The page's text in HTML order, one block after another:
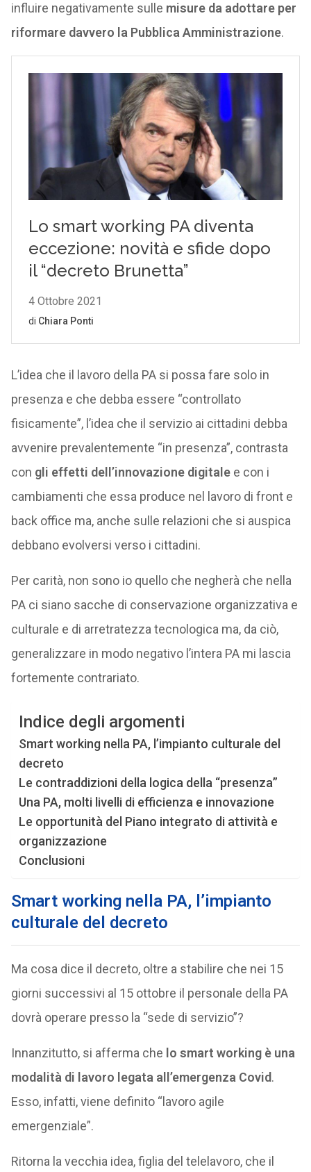
influire negativamente sulle misure da adottare per
riformare davvero la Pubblica Amministrazione.
L’idea che il lavoro della PA si possa fare solo in
presenza e che debba essere “controllato
fisicamente”, l’idea che il servizio ai cittadini debba
avvenire prevalentemente “in presenza”, contrasta
con gli effetti dell’innovazione digitalee con i
cambiamenti che essa produce nel lavoro di front e
back office ma, anche sulle relazioni che si auspica
debbano evolversi verso i cittadini.
Per carità, non sono io quello che negherà che nella
PA ci siano sacche di conservazione organizzativa e
culturale e di arretratezza tecnologica ma, da ciò,
generalizzare in modo negativo l’intera PA mi lascia
fortemente contrariato.
Indice degli argomenti
Smart working nella PA, l’impianto culturale del
decreto
Le contraddizioni della logica della “presenza”
Una PA, molti livelli di efficienza e innovazione
Le opportunità del Piano integrato di attività e
organizzazione
Conclusioni
Smart working nella PA, l’impianto
culturale del decreto
Ma cosa dice il decreto, oltre a stabilire che nei 15
giorni successivi al 15 ottobre il personale della PA
dovrà operare presso la “sede di servizio”?
Innanzitutto, si afferma che lo smart working è una
modalità di lavoro legata all’emergenza Covid.
Esso, infatti, viene definito “lavoro agile
emergenziale”.
Ritorna la vecchia idea, figlia del telelavoro, che il